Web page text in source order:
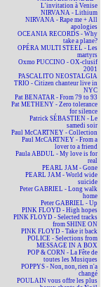
L'invitation à Venise
NIRVANA - Lithium
NIRVANA - Rape me + All
apologies
OCEANIA RECORDS - Why
take a plane?
OPÉRA MULTI STEEL - Les
martyrs
Oxmo PUCCINO - OX-clusif
2001
PASCALITO NEOSTALGIA
TRIO - Citizen chanteur live in
NYC
Pat BENATAR - From 79 to 93
Pat METHENY - Zero tolerance
for silence
Patrick SÉBASTIEN - Le
samedi soir
Paul McCARTNEY - Collection
Paul McCARTNEY - From a
lover to a friend
Paula ABDUL - My love is for
real
PEARL JAM - Gone
PEARL JAM - World wide
suicide
Peter GABRIEL - Long walk
home
Peter GABRIEL - Up
PINK FLOYD - High hopes
PINK FLOYD - Selected tracks
from SHINE ON
PINK FLOYD - Take it back
POLICE - Selections from
MESSAGE IN A BOX
POP & CORN - La Fête de
toutes les Musiques
POPPYS - Non, non, rien n'a
changé
POULAIN vous offre les plus